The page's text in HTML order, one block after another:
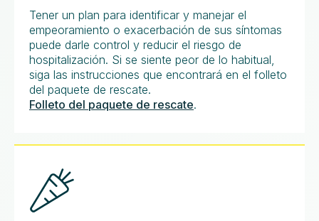
Tener un plan para identificar y manejar el
empeoramiento o exacerbación de sus síntomas
puede darle control y reducir el riesgo de
hospitalización. Si se siente peor de lo habitual,
siga las instrucciones que encontrará en el folleto
del paquete de rescate.
Folleto del paquete de rescate.